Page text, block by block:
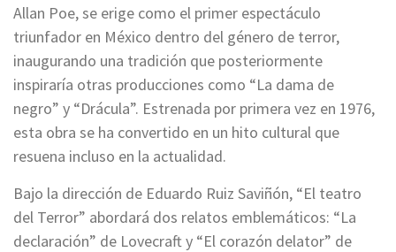
Allan Poe, se erige como el primer espectáculo
triunfador en México dentro del género de terror,
inaugurando una tradición que posteriormente
inspiraría otras producciones como “La dama de
negro” y “Drácula”. Estrenada por primera vez en 1976,
esta obra se ha convertido en un hito cultural que
resuena incluso en la actualidad.
Bajo la dirección de Eduardo Ruiz Saviñón, “El teatro
del Terror” abordará dos relatos emblemáticos: “La
declaración” de Lovecraft y “El corazón delator” de